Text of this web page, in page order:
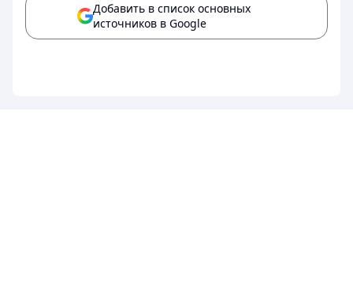
Добавить в список основных
источников в Google